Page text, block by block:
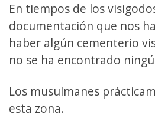
En tiempos de los
documentación que nos
haber algún cementerio
no se ha encontrado
Los musulmanes
esta zona.